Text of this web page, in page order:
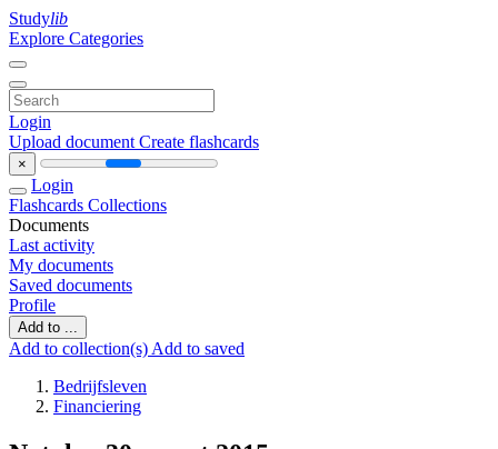
Studylib
Explore Categories
Login
Upload document Create flashcards
×
Login
Flashcards Collections
Documents
Last activity
My documents
Saved documents
Profile
Add to ...
Add to collection(s) Add to saved
Bedrijfsleven
Financiering